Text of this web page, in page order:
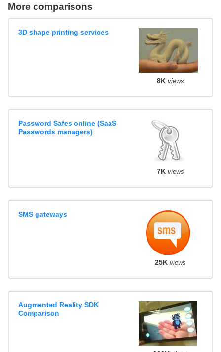
More comparisons
3D shape printing services
8K views
Password Safes online (SaaS
Passwords managers)
7K views
SMS gateways
25K views
Augmented Reality SDK
Comparison